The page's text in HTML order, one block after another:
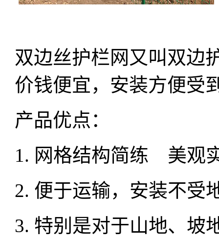
双边丝护栏网又叫双边
价钱便宜，安装方便
产品优点：
1. 网格结构简练
2. 便于运输，安装不
3. 特别是对于山地、